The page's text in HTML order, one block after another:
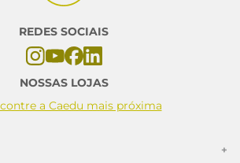
REDES SOCIAIS
NOSSAS LOJAS
a Caedu mais próxima
+